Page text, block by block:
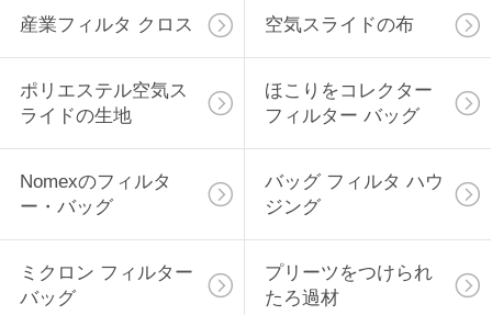
を
要
求
し
な
さ
い
産業フィルタ クロス 空気スライドの布
ポリエステル空気ス
ライドの生地
ほこりをコレクター
フィルター バッグ
Nomexのフィルタ
ー・バッグ
バッグ フィルタ ハウ
ジング
ミクロン フィルター
バッグ
プリーツをつけられ
たろ過材